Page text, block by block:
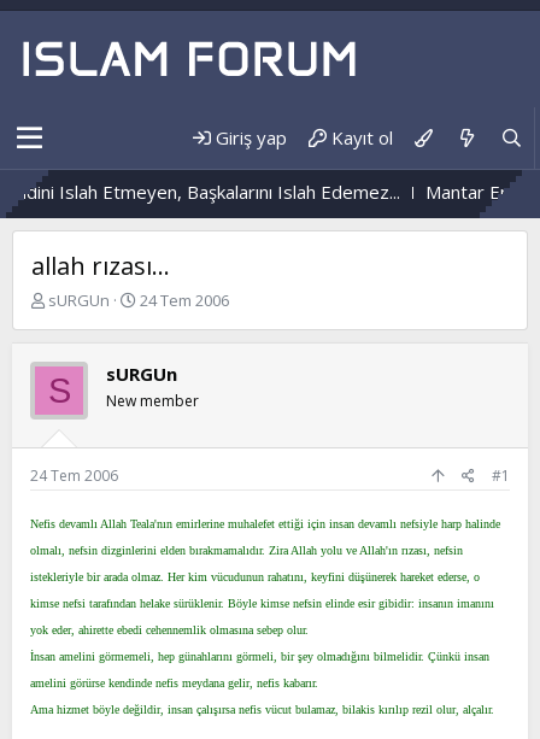
Giriş yap Kayıt ol
Islah Etmeyen, Başkalarını Islah Edemez... Mantar
allah rızası...
K
b
u
y
u
b
a
l
t
a
n
sURGUn
B
a
n
ı
a
i
h
i
24 Tem 2006
S sURGUn
New member
24 Tem 2006 #1
Nefis devamlı Allah Teala'nın emirlerine muhalefet ettiği için insan devamlı nefsiyle harp halinde
olmalı, nefsin dizginlerini elden bırakmamalıdır. Zira Allah yolu ve Allah'ın rızası, nefsin
istekleriyle bir arada olmaz. Her kim vücudunun rahatını, keyfini düşünerek hareket ederse, o
kimse nefsi tarafından helake sürüklenir. Böyle kimse nefsin elinde esir gibidir: insanın imanını
yok eder, ahirette ebedi cehennemlik olmasına sebep olur.
İnsan amelini görmemeli, hep günahlarını görmeli, bir şey olmadığını bilmelidir. Çünkü insan
amelini görürse kendinde nefis meydana gelir, nefis kabarır.
Ama hizmet böyle değildir, insan çalışırsa nefis vücut bulamaz, bilakis kırılıp rezil olur, alçalır.